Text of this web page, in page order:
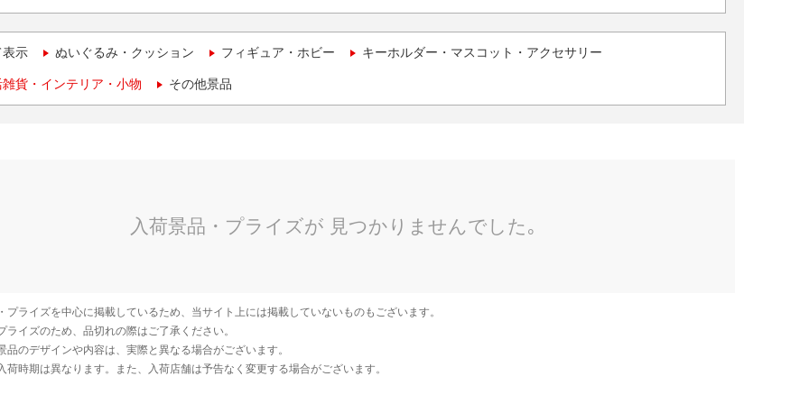
表示 ぬいぐるみ・クッション フィギュア・ホビー キーホルダー・マスコット・アクセサリー
貨・インテリア・小物 その他景品